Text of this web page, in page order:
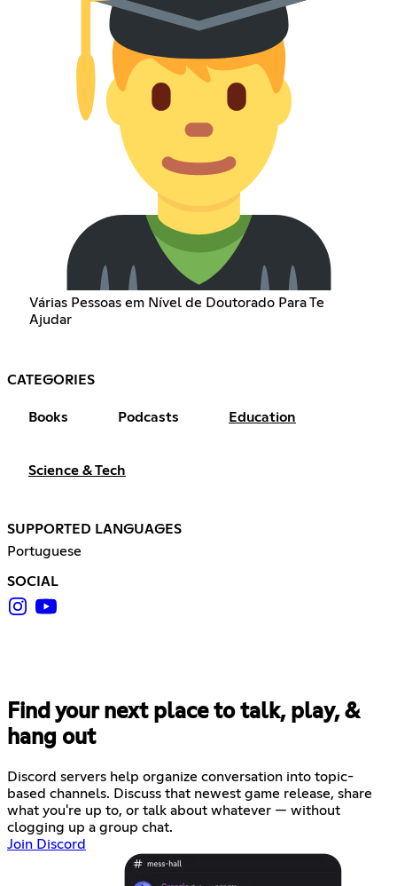
Várias Pessoas em Nível de Doutorado Para Te
Ajudar
CATEGORIES
Books Podcasts Education
Science & Tech
SUPPORTED LANGUAGES
Portuguese
SOCIAL
Find your next place to talk, play, &
hang out
Discord servers help organize conversation into topic-
based channels. Discuss that newest game release, share
what you're up to, or talk about whatever — without
clogging up a group chat.
Join Discord